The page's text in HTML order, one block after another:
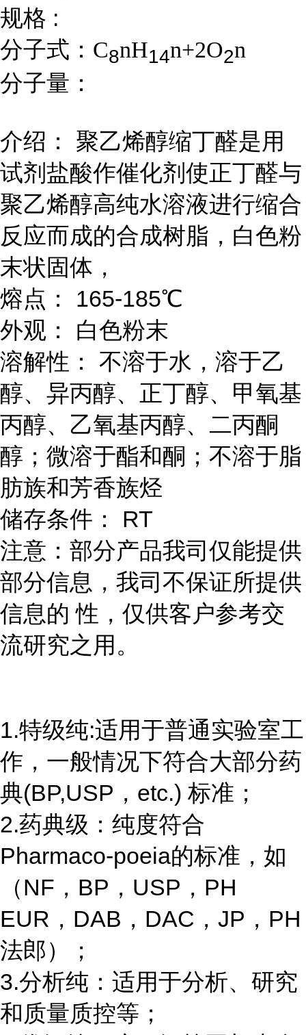
规格 :
分子式： C8nH14n+2O2n
分子量：
介绍： 聚乙烯醇缩丁醛是用
试剂盐酸作催化剂使正丁醛与
聚乙烯醇高纯水溶液进行缩合
反应而成的合成树脂，白色粉
末状固体，
熔点： 165-185℃
外观： 白色粉末
溶解性： 不溶于水，溶于乙
醇、异丙醇、正丁醇、甲氧基
丙醇、乙氧基丙醇、二丙酮
醇；微溶于酯和酮；不溶于脂
肪族和芳香族烃
储存条件： RT
注意：部分产品我司仅能提供
部分信息，我司不保证所提供
信息的 性，仅供客户参考交
流研究之用。
1.特级纯:适用于普通实验室工
作，一般情况下符合大部分药
典(BP,USP，etc.) 标准；
2.药典级：纯度符合
Pharmaco-poeia的标准，如
（NF，BP，USP，PH
EUR，DAB，DAC，JP，PH
法郎）；
3.分析纯：适用于分析、研究
和质量质控等；